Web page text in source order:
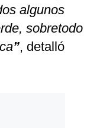
algunos
sobretodo
”, detalló